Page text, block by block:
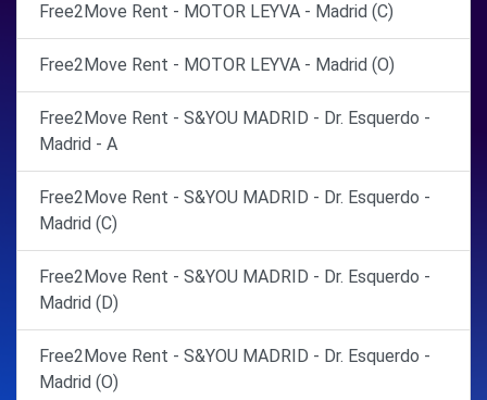
Free2Move Rent - MOTOR LEYVA - Madrid (C)
Free2Move Rent - MOTOR LEYVA - Madrid (O)
Free2Move Rent - S&YOU MADRID - Dr. Esquerdo -
Madrid - A
Free2Move Rent - S&YOU MADRID - Dr. Esquerdo -
Madrid (C)
Free2Move Rent - S&YOU MADRID - Dr. Esquerdo -
Madrid (D)
Free2Move Rent - S&YOU MADRID - Dr. Esquerdo -
Madrid (O)